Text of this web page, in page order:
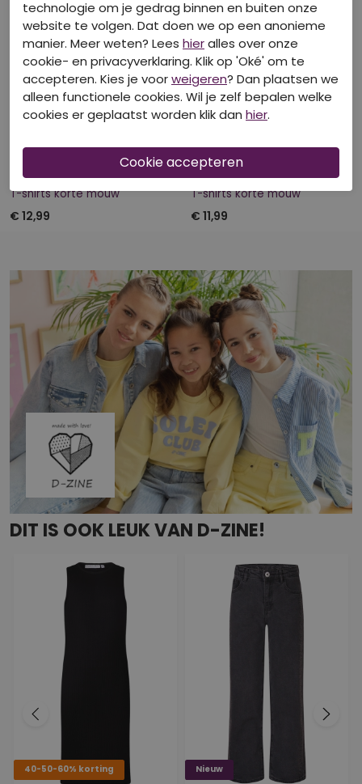
Z10428/GT-68955 MOS
T-shirts korte mouw
€ 12,99
D-ZINE
Z10209/Alisa ROOD
T-shirts korte mouw
€ 11,99
DIT IS OOK LEUK VAN D-ZINE!
40-50-60% korting Nieuw
technologie om je gedrag binnen en buiten onze
website te volgen. Dat doen we op een anonieme
manier. Meer weten? Lees hieralles over onze
cookie- en privacyverklaring. Klik op 'Oké' om te
accepteren. Kies je voorweigeren? Dan plaatsen we
alleen functionele cookies. Wil je zelf bepalen welke
cookies er geplaatst worden klik dan hier.